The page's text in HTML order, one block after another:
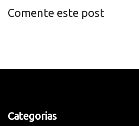
Comente este post
Categorias